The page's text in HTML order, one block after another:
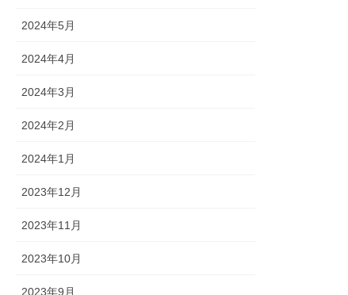
2024年5月
2024年4月
2024年3月
2024年2月
2024年1月
2023年12月
2023年11月
2023年10月
2023年9月